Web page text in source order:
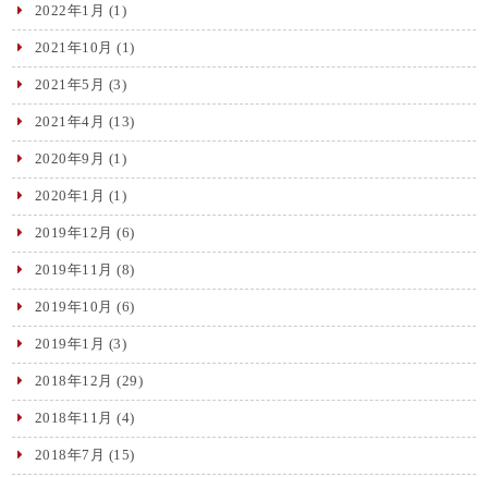
2022年1月 (1)
2021年10月 (1)
2021年5月 (3)
2021年4月 (13)
2020年9月 (1)
2020年1月 (1)
2019年12月 (6)
2019年11月 (8)
2019年10月 (6)
2019年1月 (3)
2018年12月 (29)
2018年11月 (4)
2018年7月 (15)